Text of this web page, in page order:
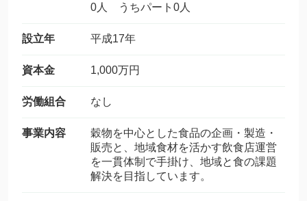
0人 うちパート0人
設立年 平成17年
資本金 1,000万円
労働組合 なし
事業内容
穀物を中心とした食品の企画・製造・
販売と、地域食材を活かす飲食店運営
を一貫体制で手掛け、地域と食の課題
解決を目指しています。